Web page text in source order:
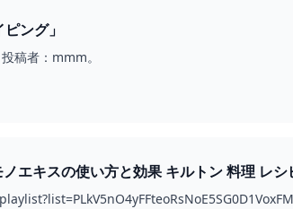
ピング」
稿者：mmm。
キルトン 料理 レシピ #ゼルダの伝説 #SHORTS #ゼルダの伝説ティアー